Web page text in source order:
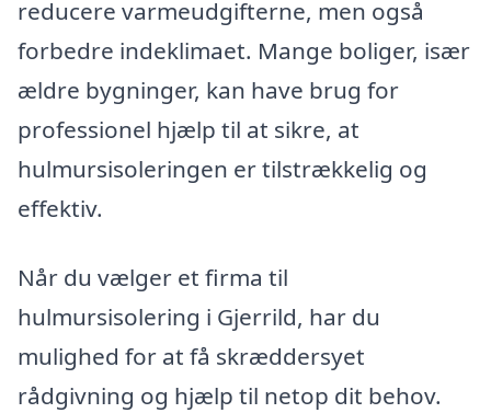
reducere varmeudgifterne, men også
forbedre indeklimaet. Mange boliger, især
ældre bygninger, kan have brug for
professionel hjælp til at sikre, at
hulmursisoleringen er tilstrækkelig og
effektiv.
Når du vælger et firma til
hulmursisolering i Gjerrild, har du
mulighed for at få skræddersyet
rådgivning og hjælp til netop dit behov.